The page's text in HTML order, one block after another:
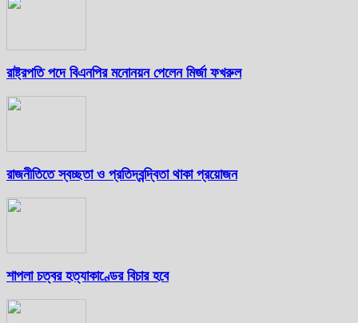
রাষ্ট্রপতি পদে বিএনপির মনোনয়ন পেলেন মির্জা ফখরুল
রাজনীতিতে স্বচ্ছতা ও প্রতিদ্বন্দ্বিতা থাকা প্রয়োজন
শাপলা চত্বর হত্যাকাণ্ডের বিচার হবে